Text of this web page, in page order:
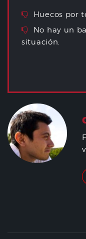
Huecos por
No hay un
situación.